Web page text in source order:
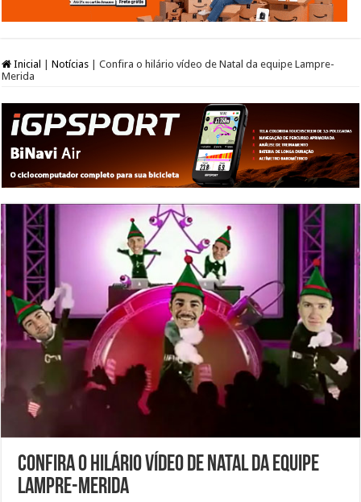
Inicial Notícias
Confira o hilário vídeo de Natal da equipe Lampre-
Merida
Confira o hilário vídeo de Natal da equipe
Lampre-Merida